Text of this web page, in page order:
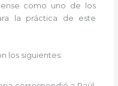
como uno de los
la práctica de este
los siguientes: